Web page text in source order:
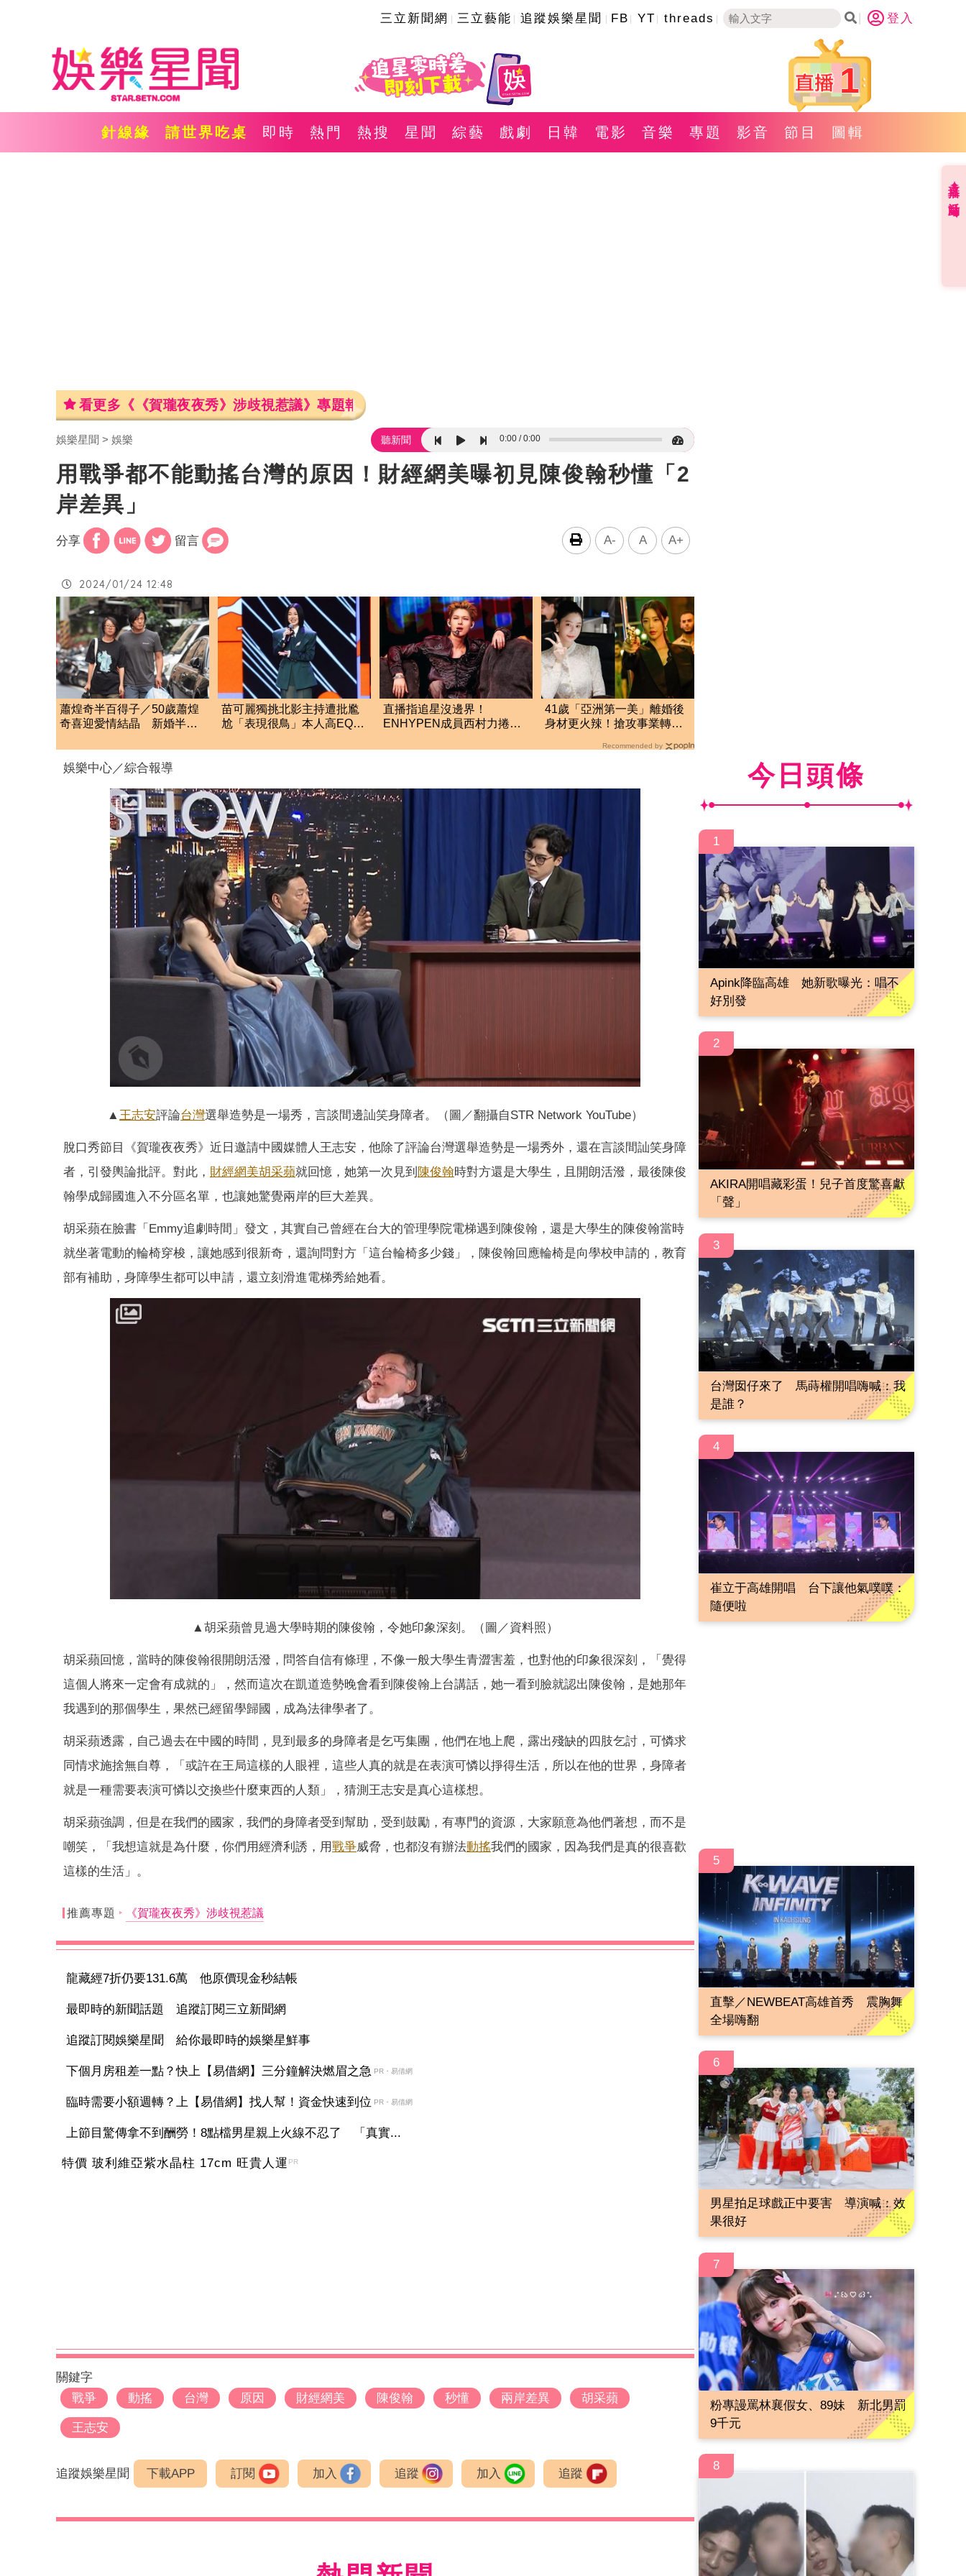
三立新聞網 三立藝能 追蹤娛樂星聞 FB YT threads 登入
1
針線緣 請世界吃桌 即時 熱門 熱搜 星聞 綜藝 戲劇 日韓 電影 音樂 專題 影音 節目 圖輯
看更多《《賀瓏夜夜秀》涉歧視惹議》專題報導
娛樂星聞 娛樂 聽新聞 0:00 0:00
用戰爭都不能動搖台灣的原因！財經網美曝初見陳俊翰秒懂「2
岸差異」
分享 留言 A- A A+
2024/01/24 12:48
蕭煌奇半百得子／50歲蕭煌
奇喜迎愛情結晶 新婚半年
苗可麗獨挑北影主持遭批尷
尬「表現很鳥」本人高EQ回
直播指追星沒邊界！
ENHYPEN成員西村力捲輕
絲
41歲「亞洲第一美」離婚後
身材更火辣！搶攻事業轉戰
Recommended by
娛樂中心／綜合報導
▲王志安評論台灣選舉造勢是一場秀，言談間邊訕笑身障者。（圖／翻攝自STR Network YouTube）
脫口秀節目《賀瓏夜夜秀》近日邀請中國媒體人王志安，他除了評論台灣選舉造勢是一場秀外，還在言談間訕笑身障
者，引發輿論批評。對此， 財經網美胡采蘋就回憶，她第一次見到 陳俊翰時對方還是大學生，且開朗活潑，最後陳俊
翰學成歸國進入不分區名單，也讓她驚覺兩岸的巨大差異。
胡采蘋在臉書「Emmy追劇時間」發文，其實自己曾經在台大的管理學院電梯遇到陳俊翰，還是大學生的陳俊翰當時
就坐著電動的輪椅穿梭，讓她感到很新奇，還詢問對方「這台輪椅多少錢」，陳俊翰回應輪椅是向學校申請的，教育
部有補助，身障學生都可以申請，還立刻滑進電梯秀給她看。
▲胡采蘋曾見過大學時期的陳俊翰，令她印象深刻。（圖／資料照）
胡采蘋回憶，當時的陳俊翰很開朗活潑，問答自信有條理，不像一般大學生青澀害羞，也對他的印象很深刻，「覺得
這個人將來一定會有成就的」，然而這次在凱道造勢晚會看到陳俊翰上台講話，她一看到臉就認出陳俊翰，是她那年
我遇到的那個學生，果然已經留學歸國，成為法律學者了。
胡采蘋透露，自己過去在中國的時間，見到最多的身障者是乞丐集團，他們在地上爬，露出殘缺的四肢乞討，可憐求
同情求施捨無自尊，「或許在王局這樣的人眼裡，這些人真的就是在表演可憐以掙得生活，所以在他的世界，身障者
就是一種需要表演可憐以交換些什麼東西的人類」，猜測王志安是真心這樣想。
胡采蘋強調，但是在我們的國家，我們的身障者受到幫助，受到鼓勵，有專門的資源，大家願意為他們著想，而不是
嘲笑，「我想這就是為什麼，你們用經濟利誘，用戰爭威脅，也都沒有辦法動搖我們的國家，因為我們是真的很喜歡
這樣的生活」。
推薦專題 《賀瓏夜夜秀》涉歧視惹議
龍藏經7折仍要131.6萬 他原價現金秒結帳
最即時的新聞話題 追蹤訂閱三立新聞網
追蹤訂閱娛樂星聞 給你最即時的娛樂星鮮事
下個月房租差一點？快上【易借網】三分鐘解決燃眉之急 PR・易借網
臨時需要小額週轉？上【易借網】找人幫！資金快速到位 PR・易借網
上節目驚傳拿不到酬勞！8點檔男星親上火線不忍了 「真實...
特價 玻利維亞紫水晶柱 17cm 旺貴人運 PR
關鍵字
戰爭
動搖 台灣 原因 財經網美 陳俊翰 秒懂 兩岸差異 胡采蘋
王志安
追蹤娛樂星聞 下載APP 訂閱 加入 追蹤 加入 追蹤
今日頭條
1
Apink降臨高雄 她新歌曝光：唱不
好別發
2
AKIRA開唱藏彩蛋！兒子首度驚喜獻
「聲」
3
台灣囡仔來了 馬蒔權開唱嗨喊：我
是誰？
4
崔立于高雄開唱 台下讓他氣噗噗：
隨便啦
5
直擊／NEWBEAT高雄首秀 震胸舞
全場嗨翻
6
男星拍足球戲正中要害 導演喊：效
果很好
7
粉專謾罵林襄假女、89妹 新北男罰
9千元
8
直播✦活動